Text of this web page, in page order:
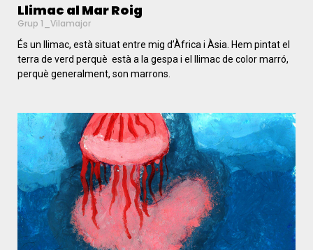
Llimac al Mar Roig
Grup 1_Vilamajor
És un llimac, està situat entre mig d’Àfrica i Àsia. Hem pintat el
terra de verd perquè està a la gespa i el llimac de color marró,
perquè generalment, son marrons.